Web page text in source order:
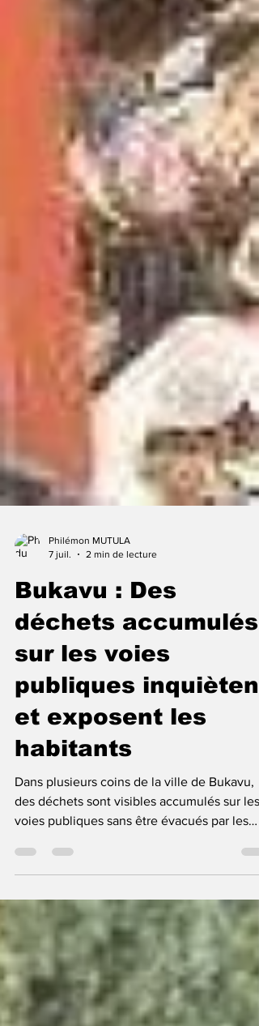
Philémon MUTULA
Bukavu : Des
déchets accumulés
sur les voies
publiques inquiètent
habitants
des déchets sont visibles accumulés sur les
voies publiques sans être évacués par les
des maladies en cette période où les
épidémies sont signalés au Sud-Kivu. Selon
un constat fait par votre rédaction, chaque
samedi pendant les heures de travaux
communautaires dits « Salongo », plusieurs
personnes stockent les déchets sur la route